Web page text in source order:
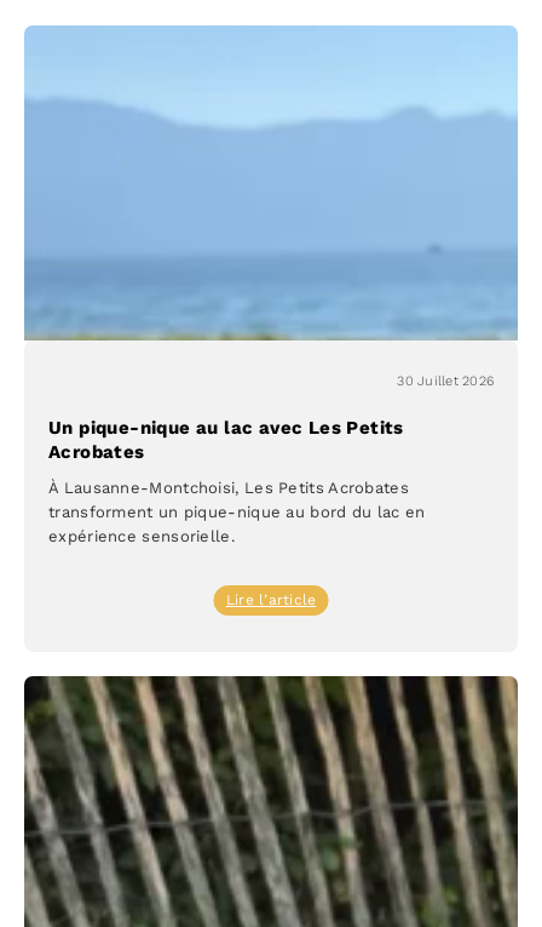
30 Juillet 2026
Un pique-nique au lac avec Les Petits
Acrobates
À Lausanne-Montchoisi, Les Petits Acrobates
transforment un pique-nique au bord du lac en
expérience sensorielle.
Lire l’article:
nique
au
lac
avec
Les
Petits
Acrobates